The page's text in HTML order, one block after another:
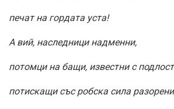
печат на гордата уста!
А вий, наследници надменни,
потомци на бащи, известни с
потискащи със робска сила